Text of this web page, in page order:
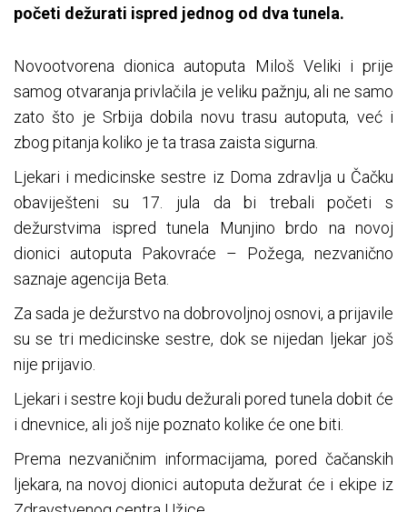
početi dežurati ispred jednog od dva tunela.
Novootvorena dionica autoputa Miloš Veliki i prije
samog otvaranja privlačila je veliku pažnju, ali ne samo
zato što je Srbija dobila novu trasu autoputa, već i
zbog pitanja koliko je ta trasa zaista sigurna.
Ljekari i medicinske sestre iz Doma zdravlja u Čačku
obaviješteni su 17. jula da bi trebali početi s
dežurstvima ispred tunela Munjino brdo na novoj
dionici autoputa Pakovraće – Požega, nezvanično
saznaje agencija Beta.
Za sada je dežurstvo na dobrovoljnoj osnovi, a prijavile
su se tri medicinske sestre, dok se nijedan ljekar još
nije prijavio.
Ljekari i sestre koji budu dežurali pored tunela dobit će
i dnevnice, ali još nije poznato kolike će one biti.
Prema nezvaničnim informacijama, pored čačanskih
ljekara, na novoj dionici autoputa dežurat će i ekipe iz